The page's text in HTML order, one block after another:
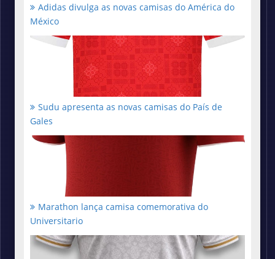
Adidas divulga as novas camisas do América do
México
Sudu apresenta as novas camisas do País de
Gales
Marathon lança camisa comemorativa do
Universitario